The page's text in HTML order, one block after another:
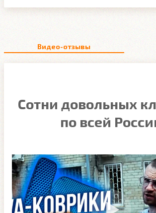
Видео-отзывы
Сотни довольных
по всей